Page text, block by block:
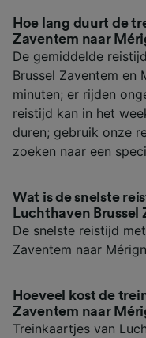
Hoe lang duurt de
Zaventem naar
De gemiddelde
Brussel Zaventem en
minuten; er rijden
reistijd kan in het
duren; gebruik onze
zoeken naar een
Wat is de snelste
Luchthaven
De snelste reistijd
Zaventem naar
Hoeveel kost de
Zaventem naar
Treinkaartjes van